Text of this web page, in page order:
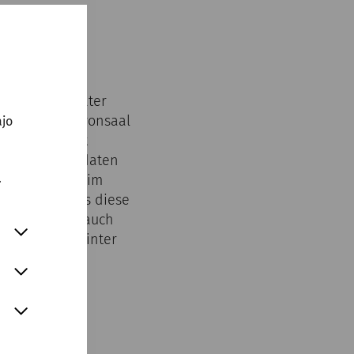
und später
vor dem Thronsaal
gefüllt
dass Soldaten
Trophäen im
Mal, dass diese
dieser Brauch
Menschen hinter
sich